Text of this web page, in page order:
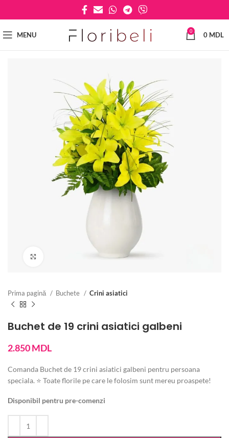
MENU 0 0 MDL
Prima pagină Buchete Crini asiatici
Buchet de 19 crini asiatici galbeni
2.850MDL
Comanda Buchet de 19 crini asiatici galbeni pentru persoana
speciala. ⭐ Toate florile pe care le folosim sunt mereu proaspete!
Disponibil pentru pre-comenzi